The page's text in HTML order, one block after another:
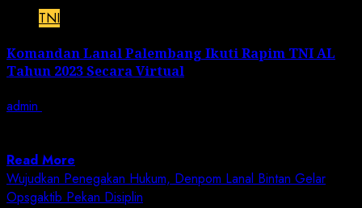
TNI
Komandan Lanal Palembang Ikuti Rapim TNI AL
Tahun 2023 Secara Virtual
admin
Read More
Wujudkan Penegakan Hukum, Denpom Lanal Bintan Gelar
Opsgaktib Pekan Disiplin